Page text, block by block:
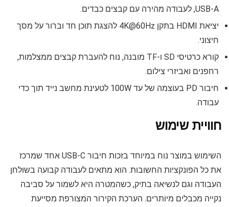
USB-A, לעבודה מהירה עם קבצים כבדים.
יציאת HDMI בתקן 4K@60Hz להצגת תוכן חד וברור על מסך
חיצוני.
קורא כרטיסי SD ו-TF מובנה, נוח להעברת קבצים ממצלמות,
רחפנים ואביזרי צילום.
חיבור PD בעוצמה של עד 100W לטעינת מחשב נייד תוך כדי
עבודה.
חוויית שימוש
השימוש במוצר נוח במיוחד בזכות חיבור USB-C אחד שמרכז
את כל הפונקציות החשובות. הוא מתאים לעבודה קבועה בשולחן
העבודה וגם לנשיאה בתיק, כשהמטרה היא לשמור על סביבה
נקייה מכבלים מיותרים. הערכת הקירור המצורפת מסייעת